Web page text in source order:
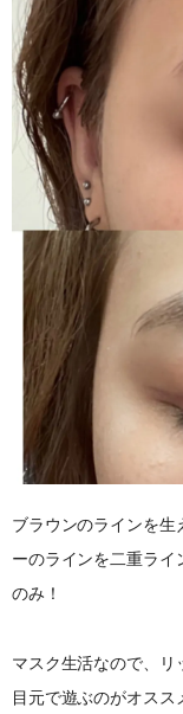
ブラウンのラインを生
ーのラインを二重ライ
のみ！
マスク生活なので、リ
目元で遊ぶのがオスス